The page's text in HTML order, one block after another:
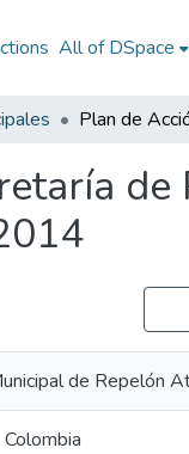
All of DSpace
de Repelón